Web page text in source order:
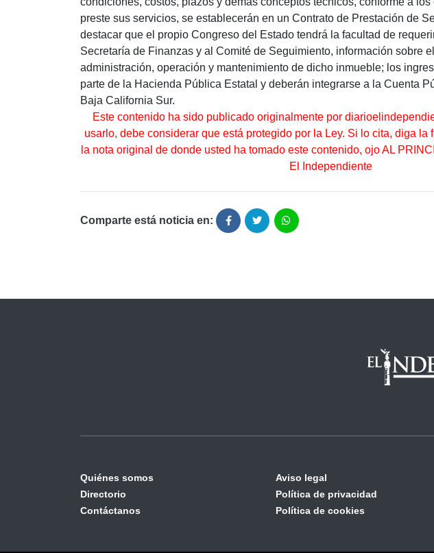
preste sus servicios, se establecerán en un Contrato de Prestación de
destacar que el propio Congreso del Estado tendrá la facultad de
Secretaría de Finanzas y al Comité de Seguimiento, información sobre
administración, operación y mantenimiento de dicho inmueble; los
parte de la Hacienda Pública Estatal y deberán integrarse a la Cuenta
Baja California Sur.
Este contenido ha sido publicado originalmente por
usarlo, debe considerar que está protegido por la Ley. Si lo cita, diga la
la nota original de donde usted ha tomado este contenido, ojo AL
El Independiente
Comparte está noticia en:
Quiénes somos
Directorio
Contáctanos
Aviso legal
Política de privacidad
Política de cookies